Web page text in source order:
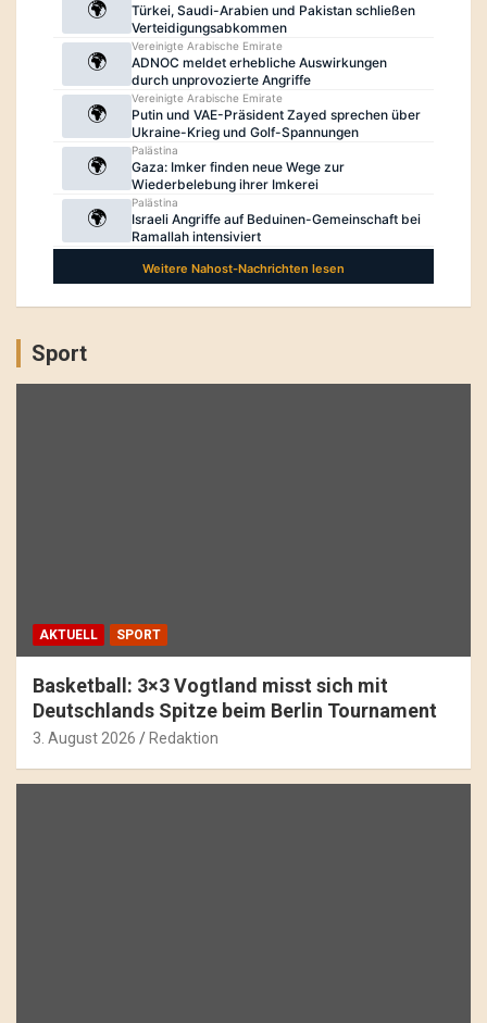
Sport
AKTUELL SPORT
Basketball: 3×3 Vogtland misst sich mit
Deutschlands Spitze beim Berlin Tournament
3. August 2026 Redaktion